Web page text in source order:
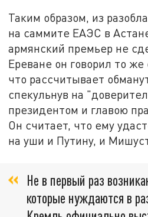
Таким образом, из
на саммите ЕАЭС в
армянский премьер не
Ереване он говорил то
что рассчитывает
спекульнув на
президентом и главою
Он считает, что ему
на уши и Путину, и
Не в первый раз
которые нуждаются в